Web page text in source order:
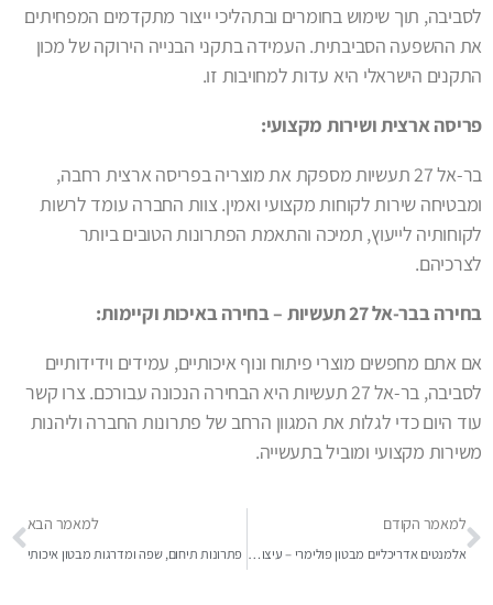
לסביבה, תוך שימוש בחומרים ובתהליכי ייצור מתקדמים המפחיתים
את ההשפעה הסביבתית. העמידה בתקני הבנייה הירוקה של מכון
התקנים הישראלי היא עדות למחויבות זו.
פריסה ארצית ושירות מקצועי:
בר-אל 27 תעשיות מספקת את מוצריה בפריסה ארצית רחבה,
ומבטיחה שירות לקוחות מקצועי ואמין. צוות החברה עומד לרשות
לקוחותיה לייעוץ, תמיכה והתאמת הפתרונות הטובים ביותר
לצרכיהם.
בחירה בבר-אל 27 תעשיות – בחירה באיכות וקיימות:
אם אתם מחפשים מוצרי פיתוח ונוף איכותיים, עמידים וידידותיים
לסביבה, בר-אל 27 תעשיות היא הבחירה הנכונה עבורכם. צרו קשר
עוד היום כדי לגלות את המגוון הרחב של פתרונות החברה וליהנות
משירות מקצועי ומוביל בתעשייה.
למאמר הקודם
אלמנטים אדריכליים מבטון פולימרי – עיצוב שמתחבר לטכנולוגיה
למאמר הבא
פתרונות תיחום, שפה ומדרגות מבטון איכותי